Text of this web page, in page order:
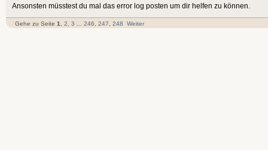
Ansonsten müsstest du mal das error log posten um dir helfen zu können.
Gehe zu Seite 1 2 3 246 247 248 Weiter